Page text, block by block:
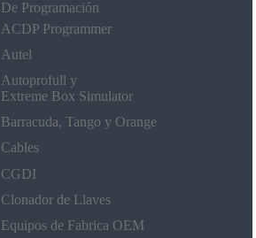
Programación
ACDP Programmer
Autel
Autoprofull y
Extreme Box Simulator
Barracuda, Tango y Orange
Cables
CGDI
Clonador de Llaves
Equipos de Fabrica OEM